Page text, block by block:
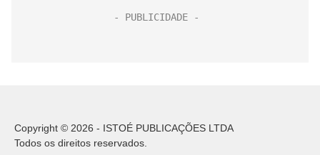
Copyright © 2026 - ISTOÉ PUBLICAÇÕES LTDA
Todos os direitos reservados.